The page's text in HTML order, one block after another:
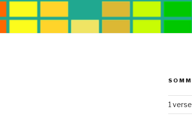
1